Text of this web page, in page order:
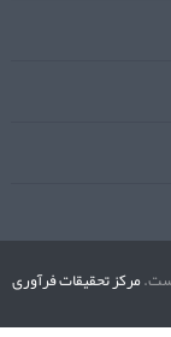
مرکز تحقیقات فرآوری